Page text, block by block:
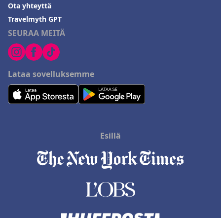
SEURAA MEITÄ
Lataa sovelluksemme
Ota yhteyttä
Travelmyth GPT
Esillä